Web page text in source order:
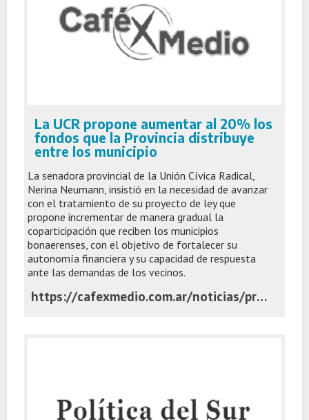
La UCR propone aumentar al 20% los
fondos que la Provincia distribuye
entre los municipio
La senadora provincial de la Unión Cívica Radical,
Nerina Neumann, insistió en la necesidad de avanzar
con el tratamiento de su proyecto de ley que
propone incrementar de manera gradual la
coparticipación que reciben los municipios
bonaerenses, con el objetivo de fortalecer su
autonomía financiera y su capacidad de respuesta
ante las demandas de los vecinos.
https://cafexmedio.com.ar/noticias/provinciales/la-ucr-propone-aumentar-al-20-los-fondos-que-la-provincia-distribuye-entre-los-municipios/